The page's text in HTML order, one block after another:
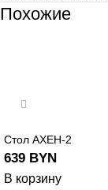
Похожие
Стол АХЕН-2
639 BYN
В корзину